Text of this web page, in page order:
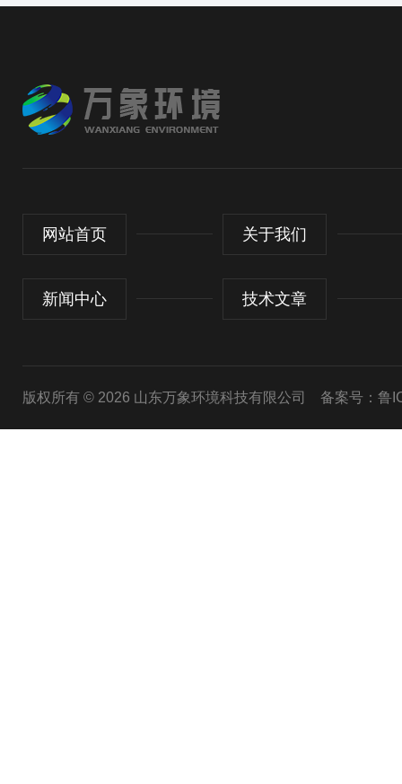
网站首页 关于我们
新闻中心 技术文章
版权所有 © 2026 山东万象环境科技有限公司 备案号：鲁